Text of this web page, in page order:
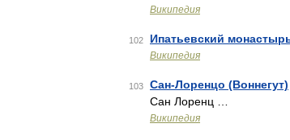
Википедия
102 Ипатьевский
Википедия
103 Сан-Лоренцо (Воннегут)
Сан Лоренц …
Википедия